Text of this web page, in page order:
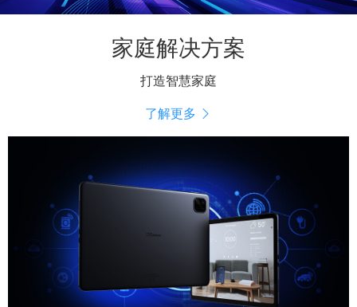
家庭解决方案
打造智慧家庭
了解更多